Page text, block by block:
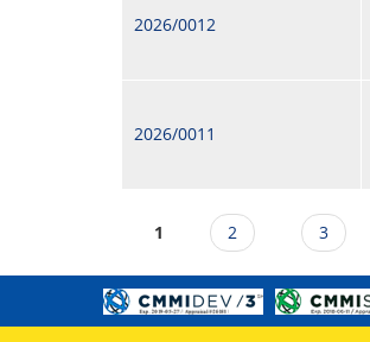
2026/0012
2026/0011
Páginas
1 2 3